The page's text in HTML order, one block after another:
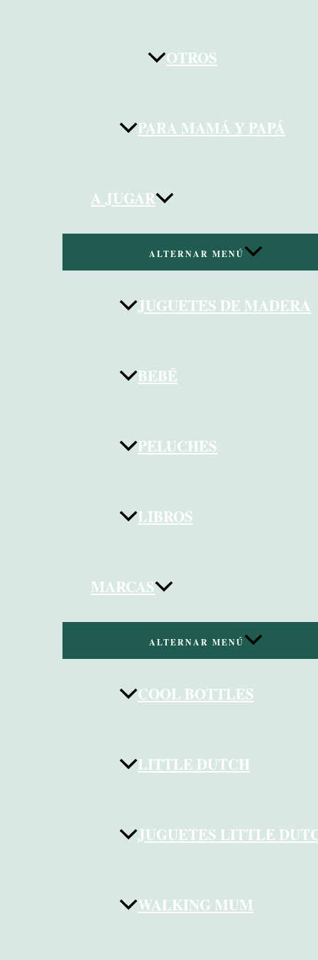
OTROS
PARA MAMÁ Y PAPÁ
A JUGAR
ALTERNAR MENÚ
JUGUETES DE MADERA
BEBÉ
PELUCHES
LIBROS
MARCAS
ALTERNAR MENÚ
COOL BOTTLES
LITTLE DUTCH
JUGUETES LITTLE
WALKING MUM